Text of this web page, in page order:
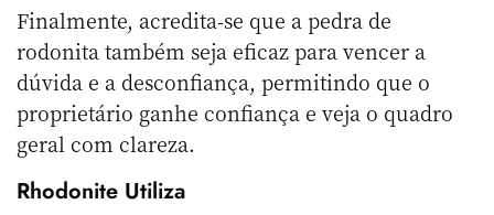
Finalmente, acredita-se que a pedra de
rodonita também seja eficaz para vencer a
dúvida e a desconfiança, permitindo que o
proprietário ganhe confiança e veja o quadro
geral com clareza.
Rhodonite Utiliza